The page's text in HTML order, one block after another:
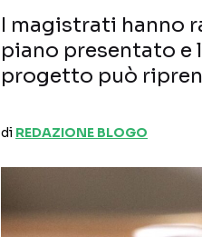
I magistrati hanno
piano presentato e
progetto può
di REDAZIONE BLOGO